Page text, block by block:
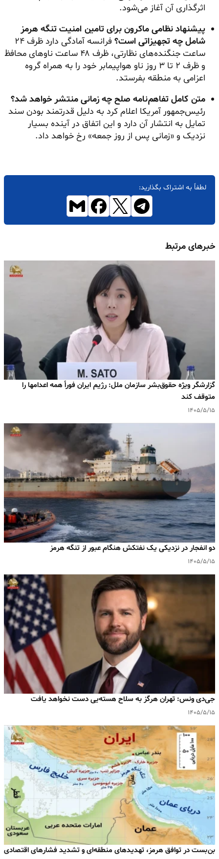
اثرگذاری آن آغاز می‌شود.
پیشنهاد نظامی ماکرون برای تامین امنیت تنگه هرمز
شامل چه تجهیزاتی است؟
فرانسه آمادگی دارد ظرف ۲۴
ساعت جنگنده‌های نظارتی، ظرف ۴۸ ساعت ناوهای محافظ
و ظرف ۲ تا ۳ روز ناو هواپیمابر خود را به همراه گروه
اعزامی به منطقه بفرستد.
متن کامل تفاهم‌نامه صلح چه زمانی منتشر خواهد شد؟
رئیس‌جمهور آمریکا اعلام کرد به دلیل قدرتمند بودن سند
تمایل به انتشار آن دارد و این اتفاق در آینده بسیار
نزدیک و «زمانی پس از روز جمعه» رخ خواهد داد.
لطفاً به اشتراک بگذارید:
خبرهای مرتبط
گزارشگر ویژه حقوق‌بشر سازمان ملل: رژیم ایران فوراً همه اعدامها را
متوقف کند
۱۴۰۵/۵/۱۵
دو انفجار در نزدیکی یک نفتکش هنگام عبور از تنگه هرمز
۱۴۰۵/۵/۱۵
جی‌دی ونس: تهران هرگز به سلاح هسته‌یی دست نخواهد یافت
۱۴۰۵/۵/۱۵
بن‌بست در توافق هرمز، تهدیدهای منطقه‌ای و تشدید فشارهای اقتصادی